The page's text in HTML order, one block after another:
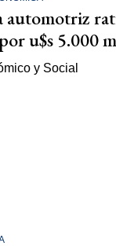
automotriz
u$s 5.000